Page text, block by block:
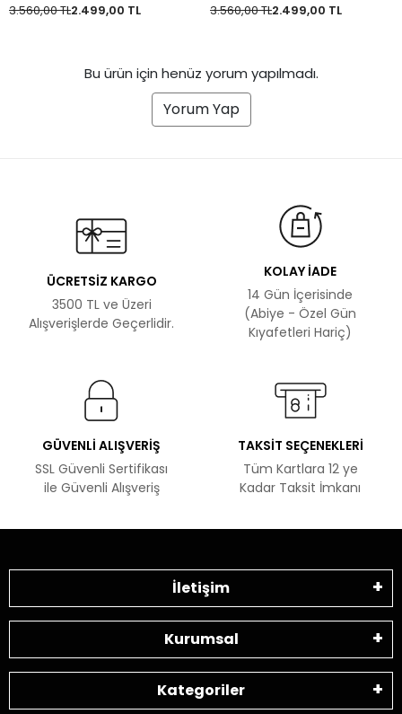
3.560,00 TL2.499,00 TL
3.560,00 TL2.499,00 TL
Bu ürün için henüz yorum yapılmadı.
Yorum Yap
ÜCRETSİZ KARGO
3500 TL ve Üzeri
Alışverişlerde Geçerlidir.
KOLAY İADE
14 Gün İçerisinde
(Abiye - Özel Gün
Kıyafetleri Hariç)
GÜVENLİ ALIŞVERİŞ
SSL Güvenli Sertifikası
ile Güvenli Alışveriş
TAKSİT SEÇENEKLERİ
Tüm Kartlara 12 ye
Kadar Taksit İmkanı
İletişim
Kurumsal
Kategoriler